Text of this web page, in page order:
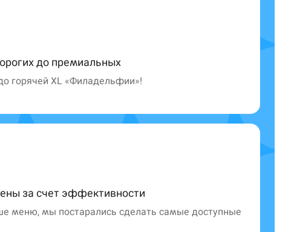
до премиальных
горячей XL «Филадельфии»!
за счет эффективности
меню, мы постарались сделать самые доступные